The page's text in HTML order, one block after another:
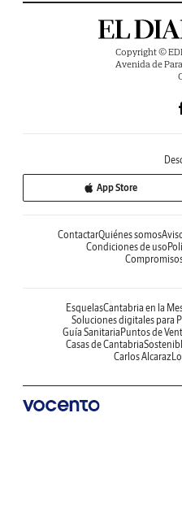
Copyright ©
Avenida de
App Store
ContactarQuiénes somos
Condiciones de uso
EsquelasCantabria en la
Soluciones digitales para
Guía SanitariaPuntos de
Casas de Cantabria
Carlos Alcaraz